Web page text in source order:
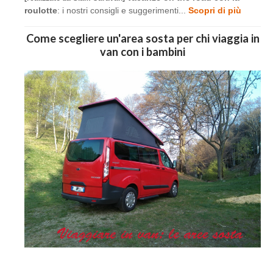
roulotte: i nostri consigli e suggerimenti... Scopri di più
Come scegliere un'area sosta per chi viaggia in
van con i bambini